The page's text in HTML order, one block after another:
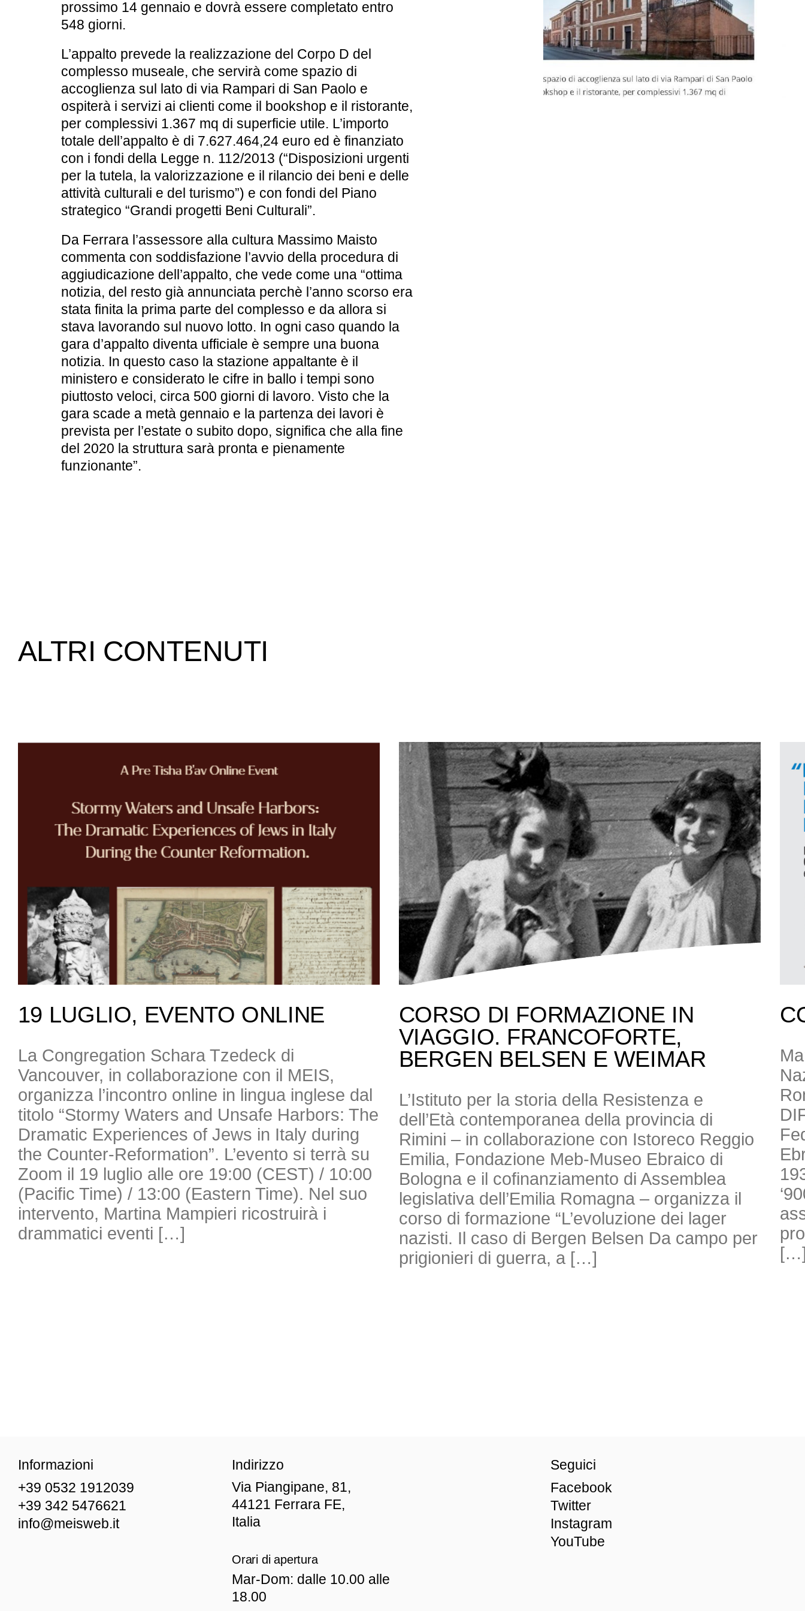
prossimo 14 gennaio e dovrà essere completato entro
548 giorni.
L’appalto prevede la realizzazione del Corpo D del
complesso museale, che servirà come spazio di
accoglienza sul lato di via Rampari di San Paolo e
ospiterà i servizi ai clienti come il bookshop e il ristorante,
per complessivi 1.367 mq di superficie utile. L’importo
totale dell’appalto è di 7.627.464,24 euro ed è finanziato
con i fondi della Legge n. 112/2013 (“Disposizioni urgenti
per la tutela, la valorizzazione e il rilancio dei beni e delle
attività culturali e del turismo”) e con fondi del Piano
strategico “Grandi progetti Beni Culturali”.
Da Ferrara l’assessore alla cultura Massimo Maisto
commenta con soddisfazione l’avvio della procedura di
aggiudicazione dell’appalto, che vede come una “ottima
notizia, del resto già annunciata perchè l’anno scorso era
stata finita la prima parte del complesso e da allora si
stava lavorando sul nuovo lotto. In ogni caso quando la
gara d’appalto diventa ufficiale è sempre una buona
notizia. In questo caso la stazione appaltante è il
ministero e considerato le cifre in ballo i tempi sono
piuttosto veloci, circa 500 giorni di lavoro. Visto che la
gara scade a metà gennaio e la partenza dei lavori è
prevista per l’estate o subito dopo, significa che alla fine
del 2020 la struttura sarà pronta e pienamente
funzionante”.
ALTRI CONTENUTI
19 LUGLIO, EVENTO ONLINE
La Congregation Schara Tzedeck di
Vancouver, in collaborazione con il MEIS,
organizza l’incontro online in lingua inglese dal
titolo “Stormy Waters and Unsafe Harbors: The
Dramatic Experiences of Jews in Italy during
the Counter-Reformation”. L’evento si terrà su
Zoom il 19 luglio alle ore 19:00 (CEST) / 10:00
(Pacific Time) / 13:00 (Eastern Time). Nel suo
intervento, Martina Mampieri ricostruirà i
drammatici eventi […]
CORSO DI FORMAZIONE IN
VIAGGIO. FRANCOFORTE,
BERGEN BELSEN E WEIMAR
L’Istituto per la storia della Resistenza e
dell’Età contemporanea della provincia di
Rimini – in collaborazione con Istoreco Reggio
Emilia, Fondazione Meb-Museo Ebraico di
Bologna e il cofinanziamento di Assemblea
legislativa dell’Emilia Romagna – organizza il
corso di formazione “L’evoluzione dei lager
nazisti. Il caso di Bergen Belsen Da campo per
prigionieri di guerra, a […]
Informazioni
+39 0532 1912039
+39 342 5476621
info@meisweb.it
Indirizzo
Via Piangipane, 81,
44121 Ferrara FE,
Italia
Seguici
Facebook
Twitter
Instagram
YouTube
Orari di apertura
Mar-Dom: dalle 10.00 alle
18.00